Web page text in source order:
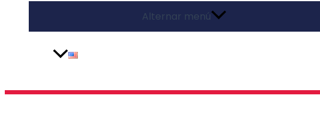
Alternar menú